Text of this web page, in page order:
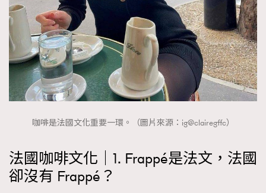
咖啡是法國文化重要一環。（圖片來源：ig@clairegffc）
法國咖啡文化｜1. Frappé是法文，法國
卻沒有 Frappé？